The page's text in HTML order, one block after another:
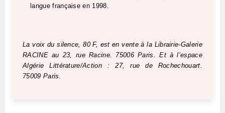
langue française en 1998.
La voix du silence, 80 F, est en vente à la Librairie-Galerie
RACINE au 23, rue Racine. 75006 Paris. Et à l’espace
Algérie Littérature/Action : 27, rue de Rochechouart.
75009 Paris.